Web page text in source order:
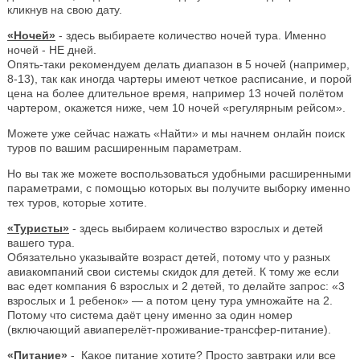
кликнув на свою дату.
«Ночей» - здесь выбираете количество ночей тура. Именно
ночей - НЕ дней.
Опять-таки рекомендуем делать диапазон в 5 ночей (например,
8-13), так как иногда чартеры имеют четкое расписание, и порой
цена на более длительное время, например 13 ночей полётом
чартером, окажется ниже, чем 10 ночей «регулярным рейсом».
Можете уже сейчас нажать «Найти» и мы начнем онлайн поиск
туров по вашим расширенным параметрам.
Но вы так же можете воспользоваться удобными расширенными
параметрами, с помощью которых вы получите выборку именно
тех туров, которые хотите.
«Туристы» - здесь выбираем количество взрослых и детей
вашего тура.
Обязательно указывайте возраст детей, потому что у разных
авиакомпаний свои системы скидок для детей. К тому же если
вас едет компания 6 взрослых и 2 детей, то делайте запрос: «3
взрослых и 1 ребенок» — а потом цену тура умножайте на 2.
Потому что система даёт цену именно за один номер
(включающий авиаперелёт-проживание-трансфер-питание).
«Питание» - Какое питание хотите? Просто завтраки или все